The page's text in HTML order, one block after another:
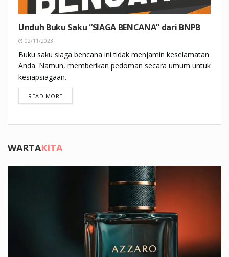
Unduh Buku Saku “SIAGA BENCANA” dari BNPB
02/11/2023
Buku saku siaga bencana ini tidak menjamin keselamatan
Anda. Namun, memberikan pedoman secara umum untuk
kesiapsiagaan.
READ MOREDETAILS
WARTAKITA